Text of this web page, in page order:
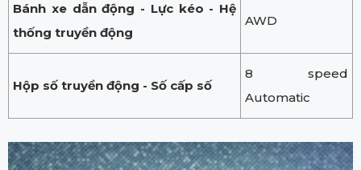
Bánh xe dẫn động - Lực kéo - Hệ
thống truyền động
AWD
Hộp số truyền động - Số cấp số
8 speed
Automatic